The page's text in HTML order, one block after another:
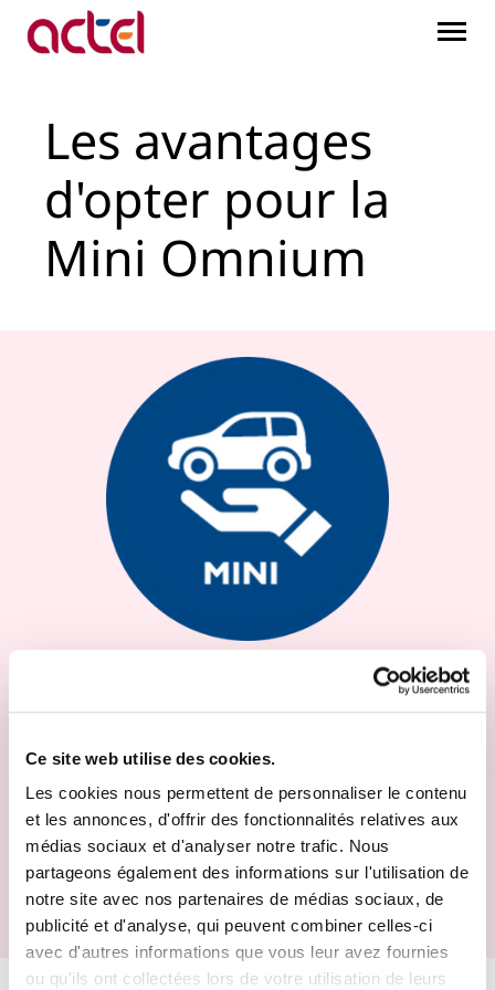
Ce site web utilise des cookies.
Les cookies nous permettent de personnaliser le contenu
et les annonces, d'offrir des fonctionnalités relatives aux
médias sociaux et d'analyser notre trafic. Nous
partageons également des informations sur l'utilisation de
notre site avec nos partenaires de médias sociaux, de
publicité et d'analyse, qui peuvent combiner celles-ci
avec d'autres informations que vous leur avez fournies
ou qu'ils ont collectées lors de votre utilisation de leurs
Saut au contenu principal
Les avantages
Les avantages
d'opter pour la
Mini Omnium
Profitez d’une franchise de 0 € en Mini Omnium
rendant dans un de nos garages agréés! Vous serez
assuré d’être pris en charge de manière optimale par nos
techniciens spécialisés, vous bénéficierez de réparations
de qualité, ainsi qu’une franchise de 0 €.
Retour aux avantages